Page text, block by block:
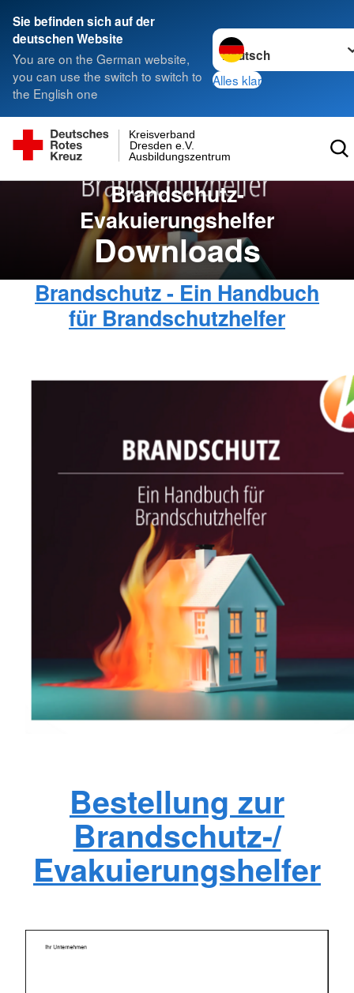
Sie befinden sich auf der
deutschen Website
You are on the German website,
you can use the switch to switch to
the English one
Sprache wechseln zu
Alles klar
Ausbildungszentrum
Dresden e.V.
Kreisverband
Brandschutz-
Evakuierungshelfer
Downloads
Brandschutz - Ein Handbuch
für Brandschutzhelfer
Bestellung zur
Brandschutz-/
Evakuierungshelfer